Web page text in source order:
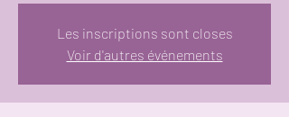
Les inscriptions sont closes
Voir d'autres événements